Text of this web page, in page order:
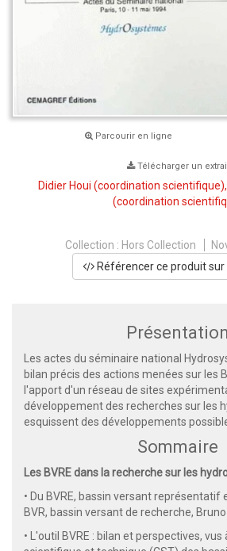
Parcourir en ligne
Télécharger un
Didier Houi (coordination scientifique),
(coordination
Collection : Hors Collection
Référencer ce produit sur
Présentation
Les actes du séminaire national
bilan précis des actions menées sur les
l'apport d'un réseau de sites
développement des recherches sur les
esquissent des développements
Sommaire
Les BVRE dans la recherche sur les
• Du BVRE, bassin versant représentatif
BVR, bassin versant de recherche,
• L'outil BVRE : bilan et perspectives,